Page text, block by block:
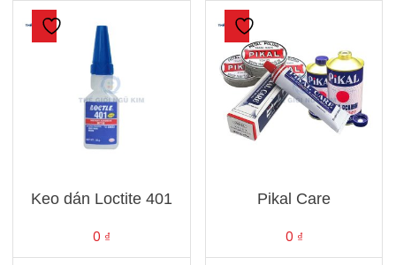
Keo dán Loctite 401
0 ₫
Pikal Care
0 ₫